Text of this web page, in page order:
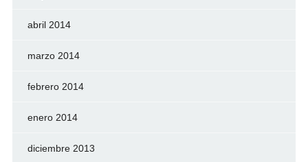
abril 2014
marzo 2014
febrero 2014
enero 2014
diciembre 2013